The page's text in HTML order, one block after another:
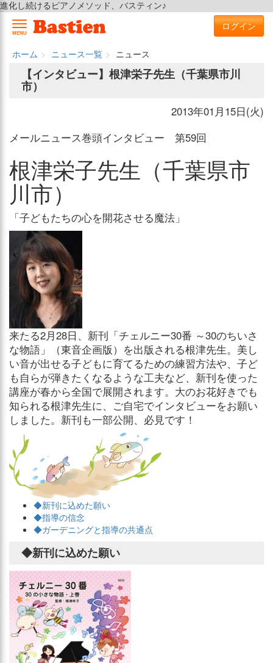
進化し続けるピアノメソッド、バスティン♪
MENU
ログイン
ホーム ニュース一覧
ニュース
【インタビュー】根津栄子先生（千葉県市川
市）
2013年01月15日(火)
メールニュース巻頭インタビュー 第59回
根津栄子先生（千葉県市
川市）
「子どもたちの心を開花させる魔法」
来たる2月28日、新刊「チェルニー30番 ～30のちいさ
な物語」（東音企画版）を出版される根津先生。美し
い音が出せる子どもに育てるための練習方法や、子ど
も自らが弾きたくなるような工夫など、新刊を使った
講座が春から全国で展開されます。大のお花好きでも
知られる根津先生に、ご自宅でインタビューをお願い
しました。新刊も一部公開、必見です！
◆新刊に込めた願い
◆指導の信念
◆ガーデニングと指導の共通点
◆新刊に込めた願い